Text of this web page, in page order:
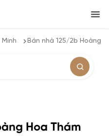
Bán nhà 125/2b Hoàng
Hoa Thám